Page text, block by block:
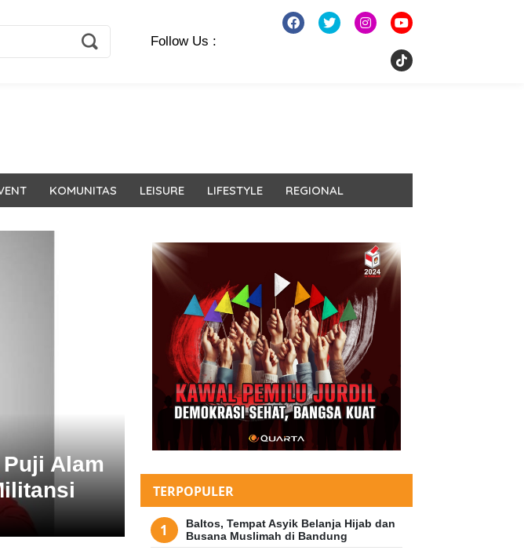
Follow Us :
KOMUNITAS LEISURE LIFESTYLE REGIONAL
Alam
TERPOPULER
Baltos, Tempat Asyik Belanja Hijab dan
Busana Muslimah di Bandung